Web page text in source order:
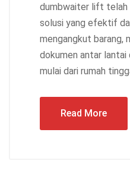
dumbwaiter lift telah
solusi yang efektif
mengangkut barang,
dokumen antar lantai
mulai dari rumah
Read More